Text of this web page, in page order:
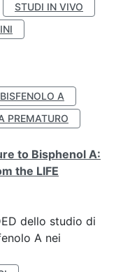
STUDI IN VIVO
BISFENOLO A
PREMATURO
to Bisphenol A:
the LIFE
dello studio di
A nei